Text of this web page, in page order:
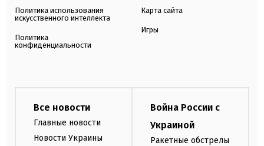
Политика использования
искусственного интеллекта
Политика
конфиденциальности
Карта сайта
Игры
Все новости
Главные новости
Новости Украины
Война России с
Украиной
Ракетные обстрелы